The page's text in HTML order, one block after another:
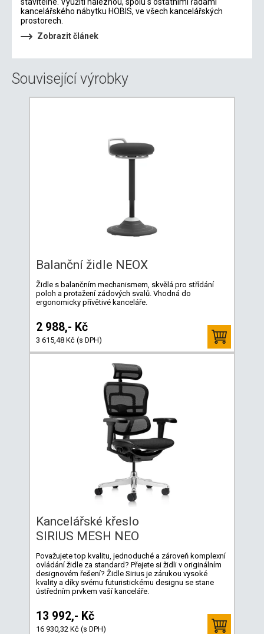
kancelářského nábytku HOBIS, ve všech kancelářských
prostorech.
Zobrazit článek
Související výrobky
Balanční židle NEOX
Židle s balančním mechanismem, skvělá pro střídání
poloh a protažení zádových svalů. Vhodná do
ergonomicky přívětivé kanceláře.
2 988,- Kč
3 615,48 Kč (s DPH)
Kancelářské křeslo
SIRIUS MESH NEO
Považujete top kvalitu, jednoduché a zároveň komplexní
ovládání židle za standard? Přejete si židli v originálním
designovém řešení? Židle Sirius je zárukou vysoké
kvality a díky svému futuristickému designu se stane
ústředním prvkem vaší kanceláře.
13 992,- Kč
16 930,32 Kč (s DPH)